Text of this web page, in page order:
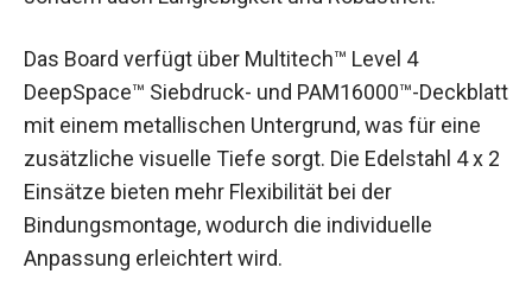
Das Board verfügt über Multitech™ Level 4
DeepSpace™ Siebdruck- und PAM16000™-
Deckblatt mit einem metallischen Untergrund,
was für eine zusätzliche visuelle Tiefe sorgt. Die
Edelstahl 4 x 2 Einsätze bieten mehr Flexibilität
bei der Bindungsmontage, wodurch die